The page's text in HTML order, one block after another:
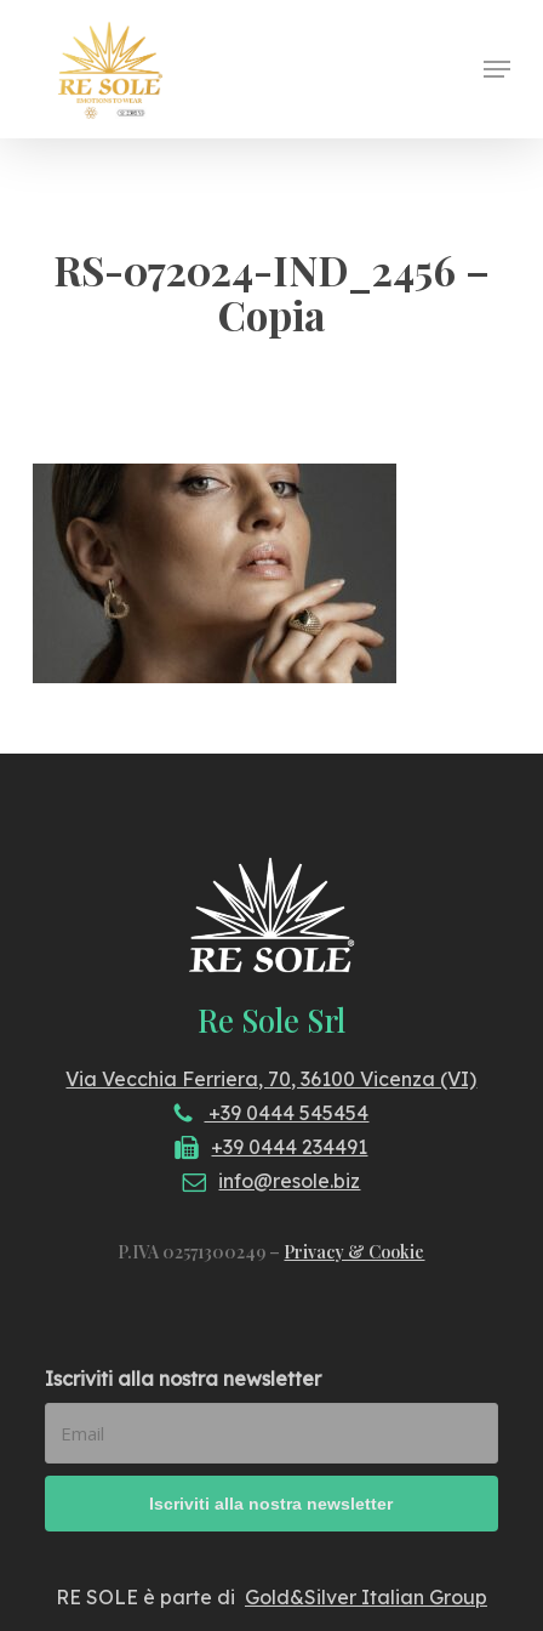
Menu
RS-072024-IND_2456 –
Copia
Re Sole Srl
Via Vecchia Ferriera, 70, 36100 Vicenza (VI)
+39 0444 545454
+39 0444 234491
info@resole.biz
P.IVA 02571300249 – Privacy & Cookie
Iscriviti alla nostra newsletter
RE SOLE è parte di Gold&Silver Italian Group
Close